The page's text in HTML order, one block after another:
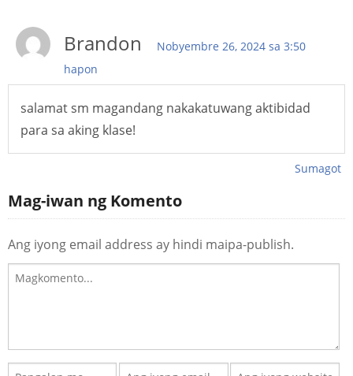
Brandon
Nobyembre 26, 2024 sa 3:50
hapon
salamat sm magandang nakakatuwang aktibidad
para sa aking klase!
Sumagot
Mag-iwan ng Komento
Ang iyong email address ay hindi maipa-publish.